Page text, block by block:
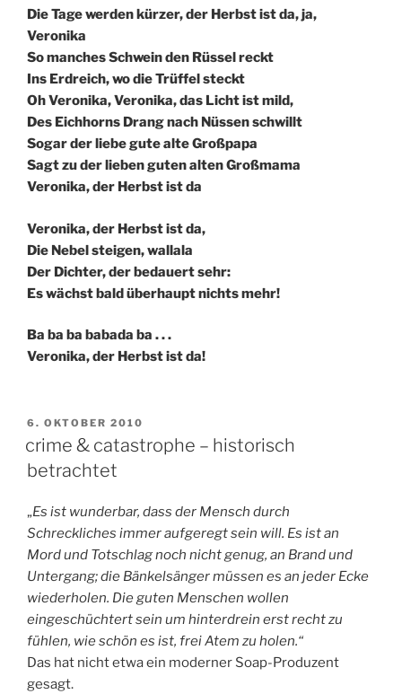
Die Tage werden kürzer, der Herbst ist da, ja,
Veronika
So manches Schwein den Rüssel reckt
Ins Erdreich, wo die Trüffel steckt
Oh Veronika, Veronika, das Licht ist mild,
Des Eichhorns Drang nach Nüssen schwillt
Sogar der liebe gute alte Großpapa
Sagt zu der lieben guten alten Großmama
Veronika, der Herbst ist da
Veronika, der Herbst ist da,
Die Nebel steigen, wallala
Der Dichter, der bedauert sehr:
Es wächst bald überhaupt nichts mehr!
Ba ba ba babada ba . . .
Veronika, der Herbst ist da!
VERÖFFENTLICHT
AM
6. OKTOBER 2010
crime & catastrophe – historisch
betrachtet
„Es ist wunderbar, dass der Mensch durch
Schreckliches immer aufgeregt sein will. Es ist an
Mord und Totschlag noch nicht genug, an Brand und
Untergang; die Bänkelsänger müssen es an jeder Ecke
wiederholen. Die guten Menschen wollen
eingeschüchtert sein um hinterdrein erst recht zu
fühlen, wie schön es ist, frei Atem zu holen.“
Das hat nicht etwa ein moderner Soap-Produzent
gesagt.